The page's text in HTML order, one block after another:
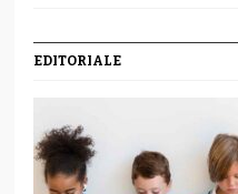
EDITORIALE